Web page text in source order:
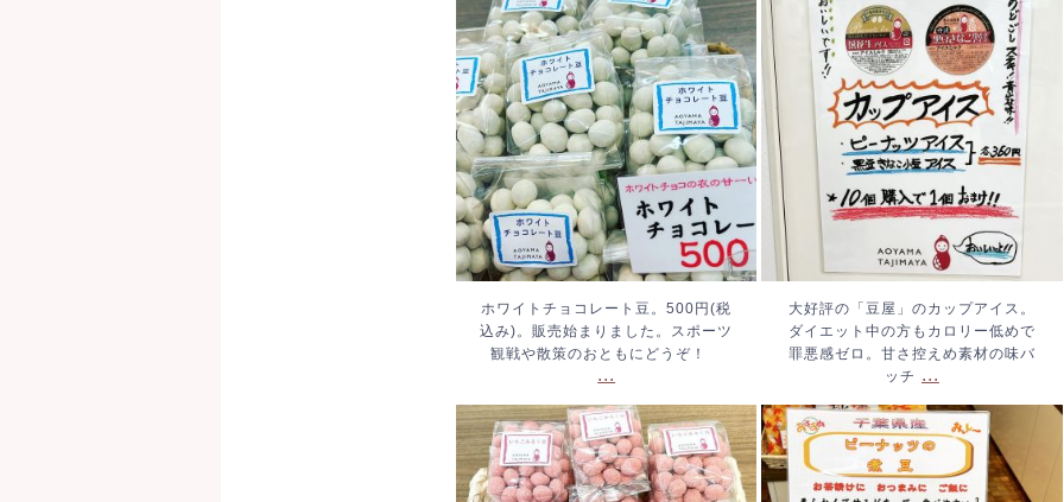
ホワイトチョコレート豆。
500円(税込み)。販売始まり
ました。スポーツ観戦や散
策のおともにどうぞ！...
ホワイトチョコレート豆。500円(税
込み)。販売始まりました。スポーツ
観戦や散策のおともにどうぞ！
...
大好評の「豆屋」のカップ
アイス。ダイエット中の方
もカロリー低めで罪悪感ゼ
ロ。甘さ控えめ素材の味バ
ッチ
...
大好評の「豆屋」のカップアイス。
ダイエット中の方もカロリー低めで
罪悪感ゼロ。甘さ控えめ素材の味バ
ッチ ...
いちごみるく豆、始まりま
した。540円(税込み)...
ピーナッツの煮豆。やわら
かくて優しいお味です。#ピ